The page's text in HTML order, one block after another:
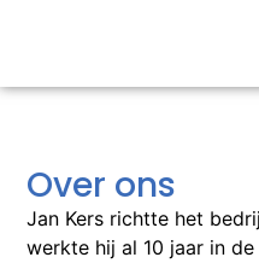
Over ons
Jan Kers richtte het
werkte hij al 10 jaar in